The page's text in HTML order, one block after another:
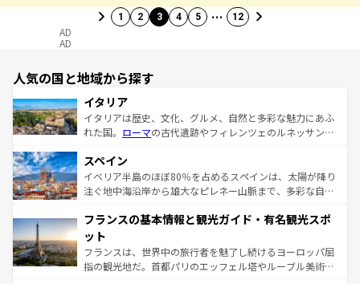
1 2 3 4 5 … 12
AD
AD
人気の国と地域から探す
イタリア
イタリアは歴史、文化、グルメ、自然と多彩な魅力にあふ
れた国。 ローマの古代遺跡やフィレンツェのルネッサンス
ろん、トスカーナの美しい田園風景やアマルフィ海岸の絶
景など、自然景観も見逃せない。観光の合間には、本場の
ピザやパスタなど、絶品のイタリア料理を堪能することも
ませてくれるイタリアで、忘れられない旅をしてみよう！
なお、新着のイタリア情報は
しい。
スペイン
イベリア半島のほぼ80％を占めるスペインは、太陽が降り
注ぐ地中海沿岸から雄大なピレネー山脈まで、多彩な自然
文化が根付くこの国では、情熱的なフラメンコ、熱気あふ
れる闘牛、そして美味しいタパスが生活の一部となってい
る。首都マドリードの洗練された雰囲気や、バルセロナの
アートに溢れた街角から、地方では古代ローマ遺跡や中世
フランスの基本情報と観光ガイド・有名観光スポ
ット
フランスは、世界中の旅行者を魅了し続けるヨーロッパ屈
指の観光地だ。首都パリのエッフェル塔やルーブル美術館